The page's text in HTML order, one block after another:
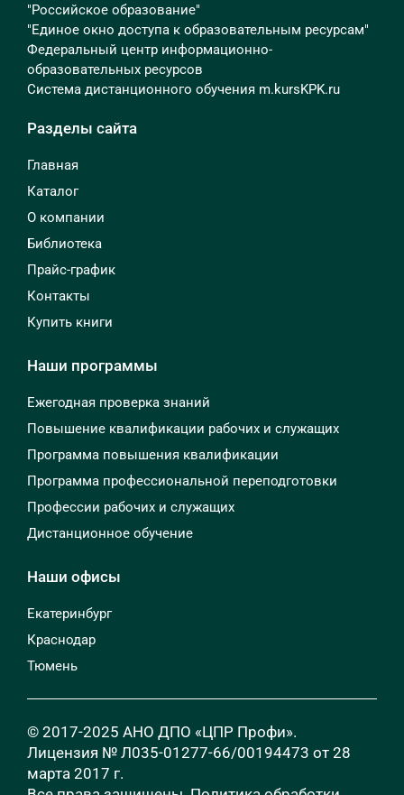
"Российское образование"
"Единое окно доступа к образовательным ресурсам"
Федеральный центр информационно-
образовательных ресурсов
Система дистанционного обучения m.kursKPK.ru
Разделы сайта
Главная
Каталог
О компании
Библиотека
Прайс-график
Контакты
Купить книги
Наши программы
Ежегодная проверка знаний
Повышение квалификации рабочих и служащих
Программа повышения квалификации
Программа профессиональной переподготовки
Профессии рабочих и служащих
Дистанционное обучение
Наши офисы
Екатеринбург
Краснодар
Тюмень
© 2017-2025 АНО ДПО «ЦПР Профи».
Лицензия № Л035-01277-66/00194473 от 28
марта 2017 г.